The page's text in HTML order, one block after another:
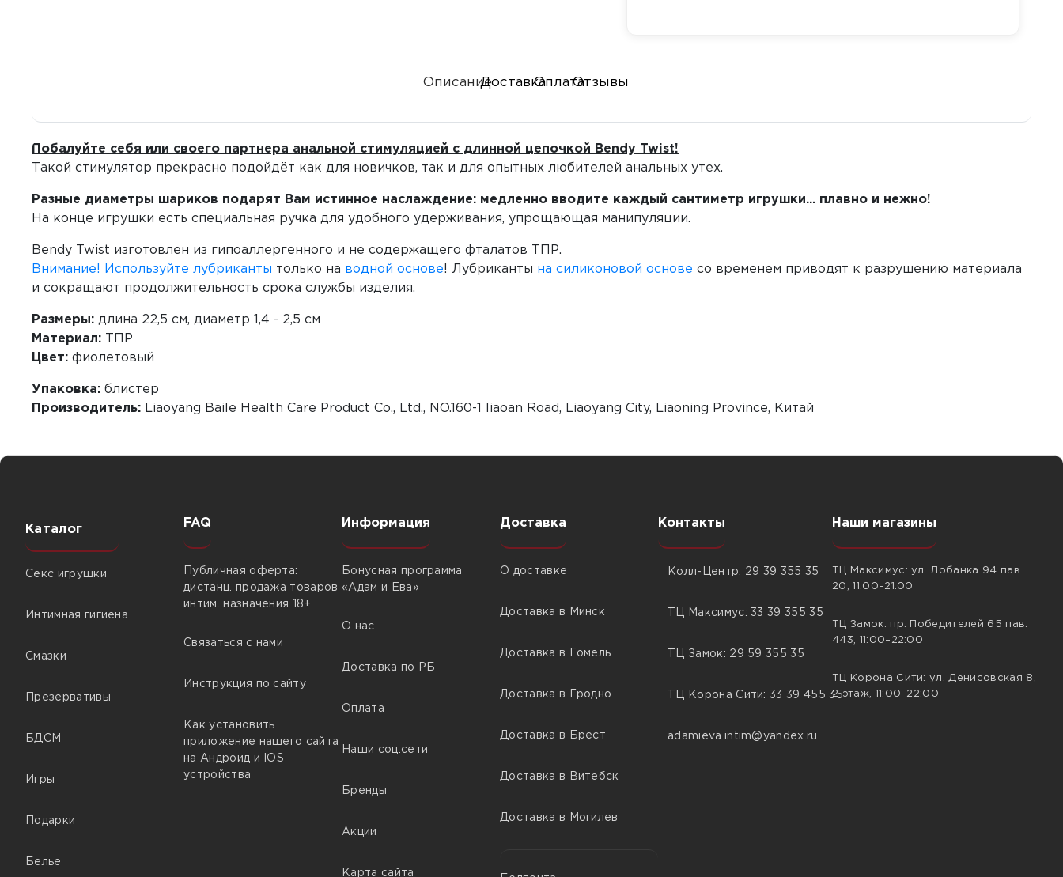
ОписаниеДоставкаОплатаОтзывы
Побалуйте себя или своего партнера анальной стимуляцией с длинной цепочкой Bendy Twist!
Такой стимулятор прекрасно подойдёт как для новичков, так и для опытных любителей анальных утех.
Разные диаметры шариков подарят Вам истинное наслаждение: медленно вводите каждый сантиметр игрушки... плавно и нежно!
На конце игрушки есть специальная ручка для удобного удерживания, упрощающая манипуляции.
Bendy Twist изготовлен из гипоаллергенного и не содержащего фталатов ТПР.
Внимание! Используйте лубриканты только на водной основе! Лубриканты на силиконовой основе со временем приводят к разрушению материала
и сокращают продолжительность срока службы изделия.
Размеры: длина 22,5 см, диаметр 1,4 - 2,5 см
Материал: ТПР
Цвет: фиолетовый
Упаковка: блистер
Производитель: Liaoyang Baile Health Care Product Co., Ltd., NO.160-1 liaoan Road, Liaoyang City, Liaoning Province, Китай
Каталог
Секс игрушки
Интимная гигиена
Смазки
Презервативы
БДСМ
Игры
Подарки
Белье
FAQ
Публичная оферта:
дистанц. продажа товаров
интим. назначения 18+
Связаться с нами
Инструкция по сайту
Как установить
приложение нашего сайта
на Андроид и IOS
устройства
Информация
Бонусная программа
«Адам и Ева»
О нас
Доставка по РБ
Оплата
Наши соц.сети
Бренды
Акции
Карта сайта
Доставка
О доставке
Доставка в Минск
Доставка в Гомель
Доставка в Гродно
Доставка в Брест
Доставка в Витебск
Доставка в Могилев
Контакты
Колл-Центр: 29 39 355 35
ТЦ Максимус: 33 39 355 35
ТЦ Замок: 29 59 355 35
ТЦ Корона Сити: 33 39 455 35
adamieva.intim@yandex.ru
Наши магазины
ТЦ Максимус: ул. Лобанка 94 пав.
20, 11:00–21:00
ТЦ Замок: пр. Победителей 65 пав.
443, 11:00–22:00
ТЦ Корона Сити: ул. Денисовская 8,
2 этаж, 11:00–22:00